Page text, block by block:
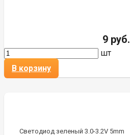
9 руб.
шт
В корзину
Светодиод зеленый 3.0-3.2V 5mm